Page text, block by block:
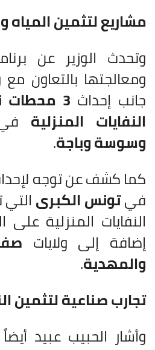
مشاريع لتثمين المياه
وتحدث الوزير عن
ومعالجتها بالتعاون مع
جانب إحداث 3
النفايات المنزلية
وسوسة وباجة.
كما كشف عن توجه
فيتونس الكبرى
النفايات المنزلية
إضافة إلى ولايات
والمهدية.
تجارب صناعية لتثمين
وأشار الحبيب عبيد